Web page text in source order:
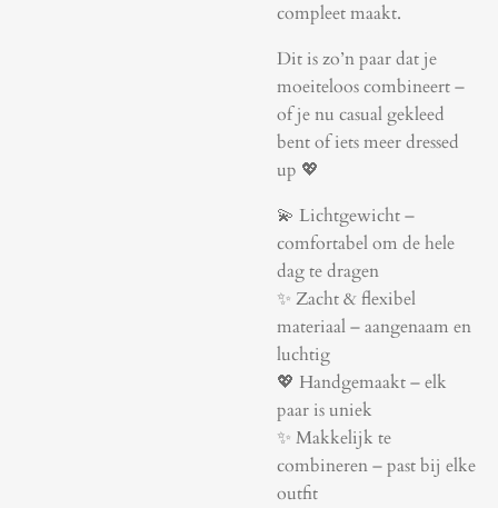
compleet maakt.
Dit is zo’n paar dat je
moeiteloos combineert –
of je nu casual gekleed
bent of iets meer dressed
up 💖
💫 Lichtgewicht –
comfortabel om de hele
dag te dragen
✨ Zacht & flexibel
materiaal – aangenaam en
luchtig
💖 Handgemaakt – elk
paar is uniek
✨ Makkelijk te
combineren – past bij elke
outfit